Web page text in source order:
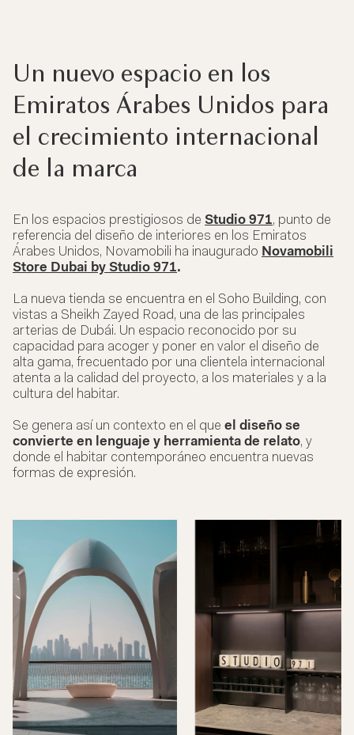
Un nuevo espacio en los
Emiratos Árabes Unidos para
el crecimiento internacional
de la marca
En los espacios prestigiosos de Studio 971, punto de
referencia del diseño de interiores en los Emiratos
Árabes Unidos, Novamobili ha inaugurado Novamobili
Store Dubai by Studio 971.
La nueva tienda se encuentra en el Soho Building, con
vistas a Sheikh Zayed Road, una de las principales
arterias de Dubái. Un espacio reconocido por su
capacidad para acoger y poner en valor el diseño de
alta gama, frecuentado por una clientela internacional
atenta a la calidad del proyecto, a los materiales y a la
cultura del habitar.
Se genera así un contexto en el que el diseño se
convierte en lenguaje y herramienta de relato, y
donde el habitar contemporáneo encuentra nuevas
formas de expresión.